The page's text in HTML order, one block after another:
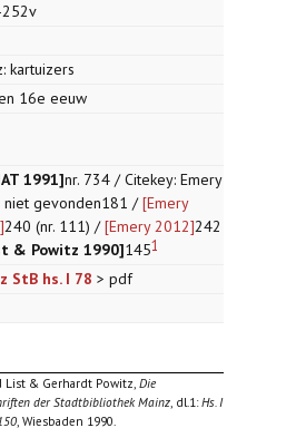
kartuizers
16e eeuw
1991]nr. 734 / Citekey: Emery
niet gevonden181 /[Emery
240 (nr. 111) /[Emery 2012]242
& Powitz 1990]1451
StB hs. I 78 > pdf
List & Gerhardt Powitz, Die
der Stadtbibliothek Mainz, dl.1:Hs. I
, Wiesbaden 1990.